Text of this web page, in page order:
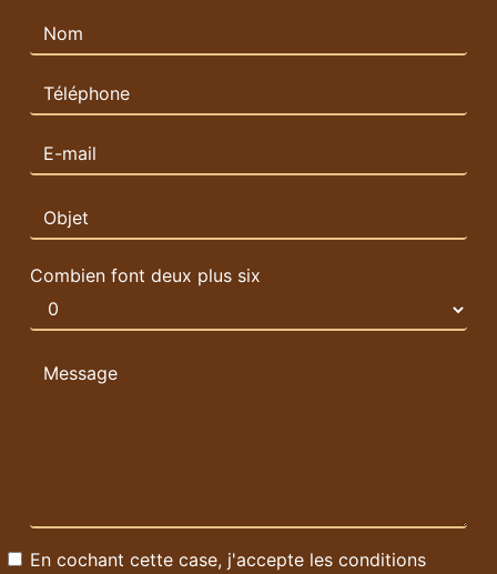
Combien font deux plus six
En cochant cette case, j'accepte les conditions